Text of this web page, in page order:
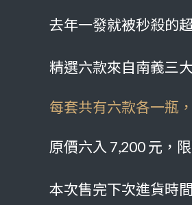
去年一發就被秒殺的
精選六款來自南義三
每套共有六款各一瓶
原價六入 7,200 元，
本次售完下次進貨時